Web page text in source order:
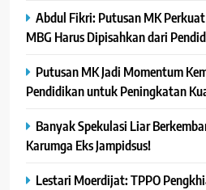
Abdul Fikri: Putusan MK
MBG Harus Dipisahkan dari
Putusan MK Jadi Momentum
Pendidikan untuk Peningkatan
Banyak Spekulasi Liar
Karumga Eks Jampidsus!
Lestari Moerdijat: TPPO